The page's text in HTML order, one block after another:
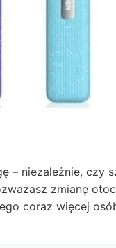
– niezależnie, czy
zmianę
coraz więcej